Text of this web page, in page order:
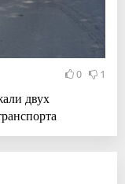
0 1
двух